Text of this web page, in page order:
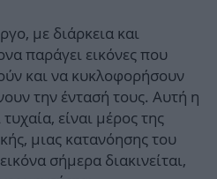
με διάρκεια και
παράγει εικόνες που
και να κυκλοφορήσουν
την έντασή τους. Αυτή η
είναι μέρος της
μιας κατανόησης του
σήμερα διακινείται,